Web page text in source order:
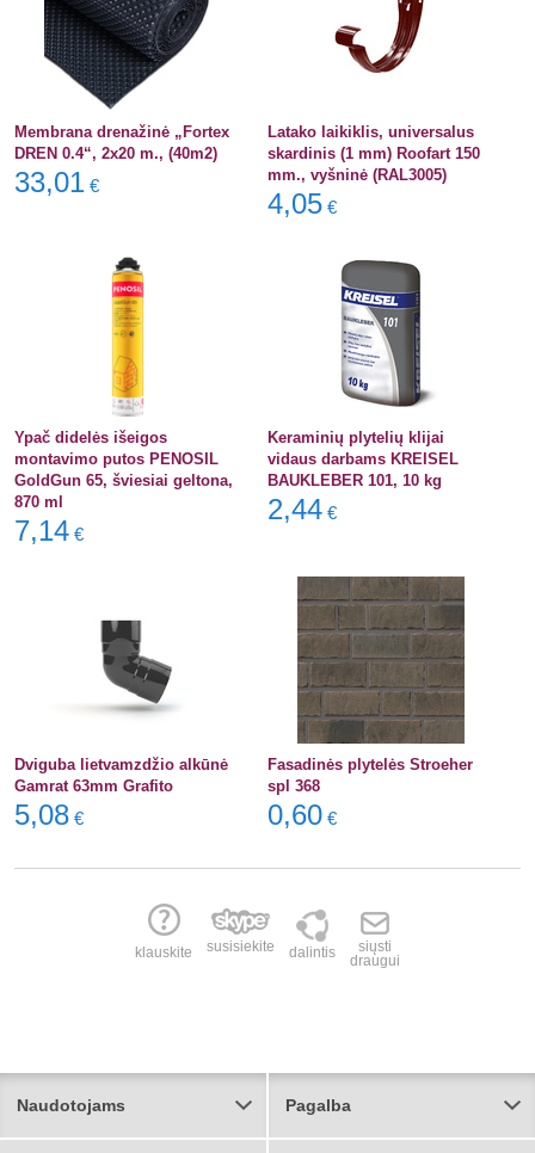
Membrana drenažinė „Fortex
DREN 0.4“, 2x20 m., (40m2)
33,01 €
Latako laikiklis, universalus
skardinis (1 mm) Roofart 150
mm., vyšninė (RAL3005)
4,05 €
Ypač didelės išeigos
montavimo putos PENOSIL
GoldGun 65, šviesiai geltona,
870 ml
7,14 €
Keraminių plytelių klijai
vidaus darbams KREISEL
BAUKLEBER 101, 10 kg
2,44 €
Dviguba lietvamzdžio alkūnė
Gamrat 63mm Grafito
5,08 €
Fasadinės plytelės Stroeher
spl 368
0,60 €
klauskite susisiekite dalintis
siųsti
draugui
Naudotojams Pagalba